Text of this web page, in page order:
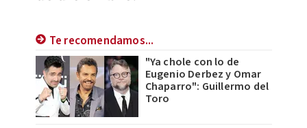
Te recomendamos...
"Ya chole con lo de
Eugenio Derbez y Omar
Chaparro": Guillermo del
Toro